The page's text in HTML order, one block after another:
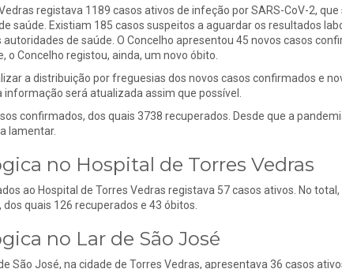
registava 1189 casos ativos de infeção por SARS-CoV-2,
saúde. Existiam 185 casos suspeitos a aguardar os resultados
de saúde. O Concelho apresentou 45 novos casos
Concelho registou, ainda, um novo óbito.
a distribuição por freguesias dos novos casos confirmados e
será atualizada assim que possível.
confirmados, dos quais 3738 recuperados. Desde que a
lamentar.
no Hospital de Torres Vedras
ao Hospital de Torres Vedras registava 57 casos ativos. No
quais 126 recuperados e 43 óbitos.
no Lar de São José
São José, na cidade de Torres Vedras, apresentava 36 casos